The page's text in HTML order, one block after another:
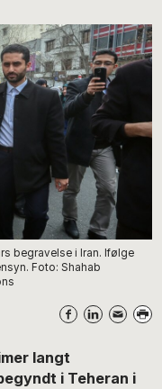
begravelse i Iran. Ifølge
Foto: Shahab
langt
i Teheran i